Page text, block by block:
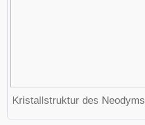
Kristallstruktur des Neodyms